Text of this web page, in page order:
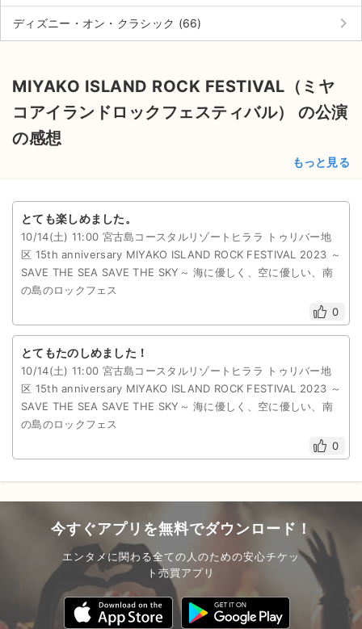
ディズニー・オン・クラシック (66) keyboard_arrow_right
MIYAKO ISLAND ROCK FESTIVAL（ミヤ
コアイランドロックフェスティバル） の公演
の感想
もっと見る
とても楽しめました。
10/14(土) 11:00 宮古島コースタルリゾートヒララ トゥリバー地
区 15th anniversary MIYAKO ISLAND ROCK FESTIVAL 2023 ～
SAVE THE SEA SAVE THE SKY～ 海に優しく、空に優しい、南
の島のロックフェス
0
とてもたのしめました！
10/14(土) 11:00 宮古島コースタルリゾートヒララ トゥリバー地
区 15th anniversary MIYAKO ISLAND ROCK FESTIVAL 2023 ～
SAVE THE SEA SAVE THE SKY～ 海に優しく、空に優しい、南
の島のロックフェス
0
今すぐアプリを無料でダウンロード！
エンタメに関わる全ての人のための安心チケッ
ト売買アプリ